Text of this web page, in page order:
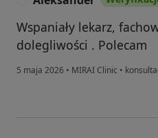
Wspaniały lekarz,
dolegliwości . Polecam
5 maja 2026 • MIRAI Clinic •